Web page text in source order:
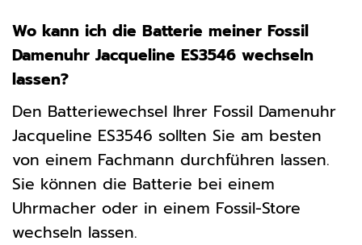
Wo kann ich die Batterie meiner Fossil
Damenuhr Jacqueline ES3546 wechseln
lassen?
Den Batteriewechsel Ihrer Fossil Damenuhr
Jacqueline ES3546 sollten Sie am besten
von einem Fachmann durchführen lassen.
Sie können die Batterie bei einem
Uhrmacher oder in einem Fossil-Store
wechseln lassen.